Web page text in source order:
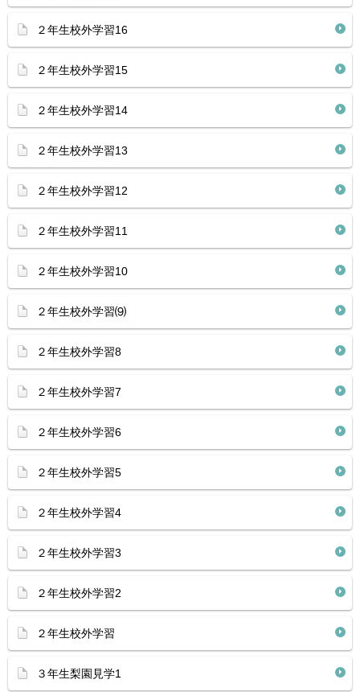
２年生校外学習16
２年生校外学習15
２年生校外学習14
２年生校外学習13
２年生校外学習12
２年生校外学習11
２年生校外学習10
２年生校外学習⑼
２年生校外学習8
２年生校外学習7
２年生校外学習6
２年生校外学習5
２年生校外学習4
２年生校外学習3
２年生校外学習2
２年生校外学習
３年生梨園見学1